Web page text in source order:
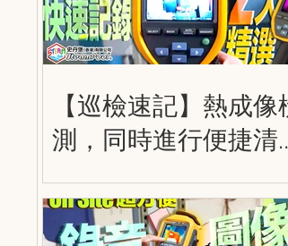
【巡檢速記】熱成像
測，同時進行便捷清
的記錄！FLUKE
/ TiS75+ 熱成像儀